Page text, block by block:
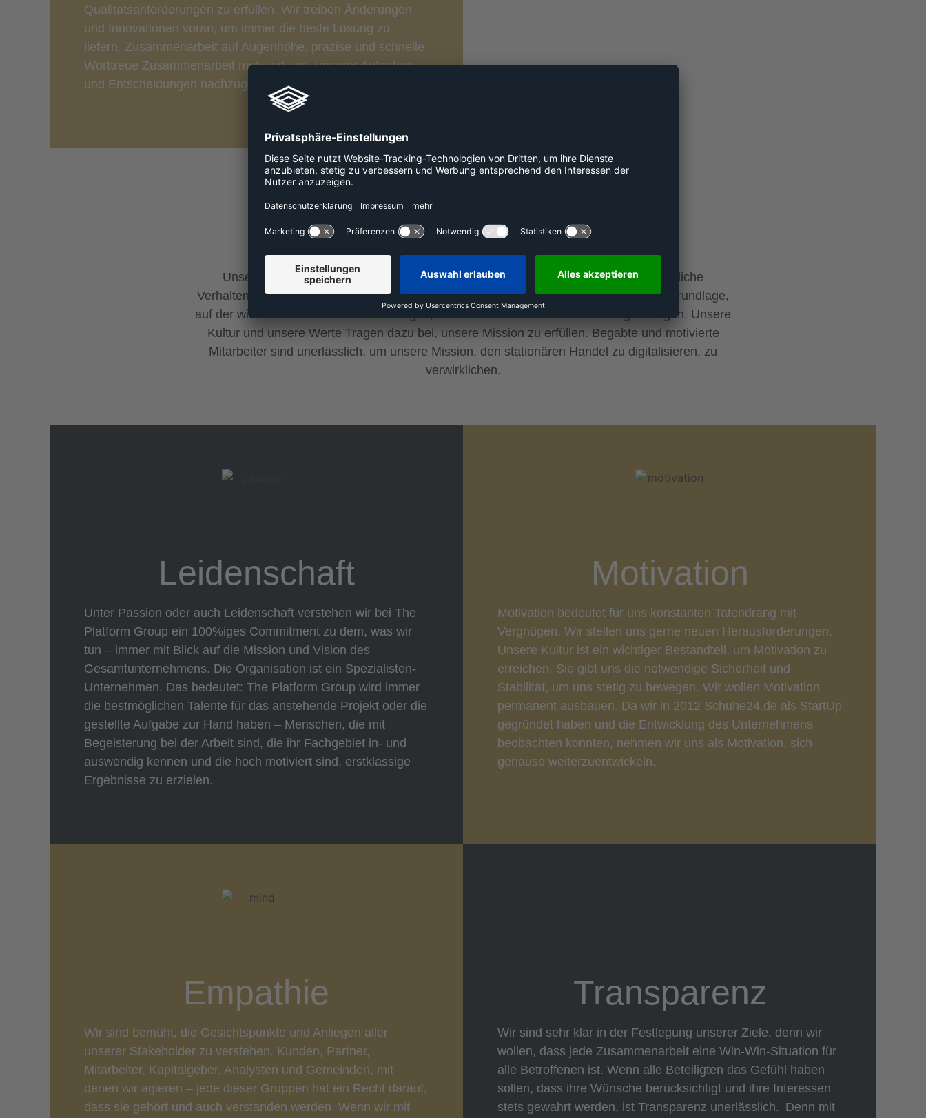
Qualitätsanforderungen zu erfüllen. Wir treiben Änderungen
und Innovationen voran, um immer die beste Lösung zu
liefern. Zusammenarbeit auf Augenhöhe, präzise und schnelle
Worttreue Zusammenarbeit motiviert uns, unserer Aufgaben
und Entscheidungen nachzugehen.
Unsere Werte
Unsere Werte sind die Säule unserer Unternehmenskultur. Sie begründen das fachliche
Verhalten, das wir von allen unseren Mitarbeitern voraussetzen. Diese Werte sind die Grundlage,
auf der wir unsere Mitarbeiter beschäftigen, sie fortentwickeln und ihre Leistung würdigen. Unsere
Kultur und unsere Werte Tragen dazu bei, unsere Mission zu erfüllen. Begabte und motivierte
Mitarbeiter sind unerlässlich, um unsere Mission, den stationären Handel zu digitalisieren, zu
verwirklichen.
Leidenschaft
Unter Passion oder auch Leidenschaft verstehen wir bei The
Platform Group ein 100%iges Commitment zu dem, was wir
tun – immer mit Blick auf die Mission und Vision des
Gesamtunternehmens. Die Organisation ist ein Spezialisten-
Unternehmen. Das bedeutet: The Platform Group wird immer
die bestmöglichen Talente für das anstehende Projekt oder die
gestellte Aufgabe zur Hand haben – Menschen, die mit
Begeisterung bei der Arbeit sind, die ihr Fachgebiet in- und
auswendig kennen und die hoch motiviert sind, erstklassige
Ergebnisse zu erzielen.
Motivation
Motivation bedeutet für uns konstanten Tatendrang mit
Vergnügen. Wir stellen uns gerne neuen Herausforderungen.
Unsere Kultur ist ein wichtiger Bestandteil, um Motivation zu
erreichen. Sie gibt uns die notwendige Sicherheit und
Stabilität, um uns stetig zu bewegen. Wir wollen Motivation
permanent ausbauen. Da wir in 2012 Schuhe24.de als StartUp
gegründet haben und die Entwicklung des Unternehmens
beobachten konnten, nehmen wir uns als Motivation, sich
genauso weiterzuentwickeln.
Empathie
Wir sind bemüht, die Gesichtspunkte und Anliegen aller
unserer Stakeholder zu verstehen. Kunden, Partner,
Mitarbeiter, Kapitalgeber, Analysten und Gemeinden, mit
denen wir agieren – jede dieser Gruppen hat ein Recht darauf,
dass sie gehört und auch verstanden werden. Wenn wir mit
Transparenz
Wir sind sehr klar in der Festlegung unserer Ziele, denn wir
wollen, dass jede Zusammenarbeit eine Win-Win-Situation für
alle Betroffenen ist. Wenn alle Beteiligten das Gefühl haben
sollen, dass ihre Wünsche berücksichtigt und ihre Interessen
stets gewahrt werden, ist Transparenz unerlässlich. Denn mit